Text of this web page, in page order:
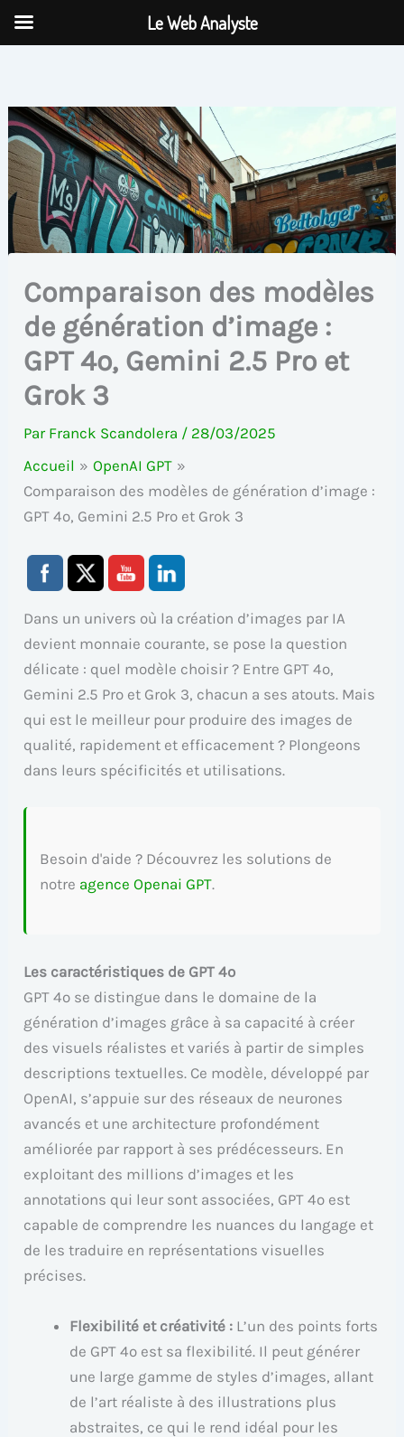
Aller
Comparaison des modèles
de génération d’image :
GPT 4o, Gemini 2.5 Pro et
Grok 3
Par Franck Scandolera / 28/03/2025
Accueil
OpenAI GPT
Comparaison des modèles de génération d’image :
GPT 4o, Gemini 2.5 Pro et Grok 3
Dans un univers où la création d’images par IA
devient monnaie courante, se pose la question
délicate : quel modèle choisir ? Entre GPT 4o,
Gemini 2.5 Pro et Grok 3, chacun a ses atouts. Mais
qui est le meilleur pour produire des images de
qualité, rapidement et efficacement ? Plongeons
dans leurs spécificités et utilisations.
Besoin d'aide ? Découvrez les solutions de
notre agence Openai GPT.
Les caractéristiques de GPT 4o
GPT 4o se distingue dans le domaine de la
génération d’images grâce à sa capacité à créer
des visuels réalistes et variés à partir de simples
descriptions textuelles. Ce modèle, développé par
OpenAI, s’appuie sur des réseaux de neurones
avancés et une architecture profondément
améliorée par rapport à ses prédécesseurs. En
exploitant des millions d’images et les
annotations qui leur sont associées, GPT 4o est
capable de comprendre les nuances du langage et
de les traduire en représentations visuelles
précises.
Flexibilité et créativité : L’un des points forts
de GPT 4o est sa flexibilité. Il peut générer
une large gamme de styles d’images, allant
de l’art réaliste à des illustrations plus
abstraites, ce qui le rend idéal pour les
Le Web Analyste